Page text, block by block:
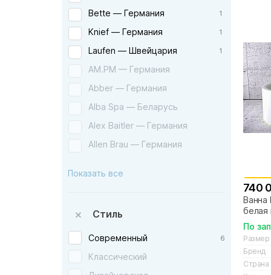
Bette — Германия 1
Knief — Германия 1
Laufen — Швейцария 1
AM.PM — Германия
Abber — Германия
Alba Spa — Беларусь
Alex Baitler — Германия
Allen Brau — Германия
Astra-form — Россия
Azario — Россия
BAS — Россия
Показать все
Стиль
Современный 6
Классический
740
Ванна
белая
По
Размер
Бренд
Страна